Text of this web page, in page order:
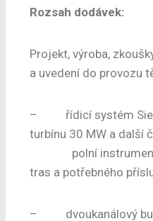
Rozsah dodávek:
Projekt, výroba,
a uvedení do provozu
– řídicí systém
turbínu 30 MW a další
polní
tras a potřebného
– dvoukanálový